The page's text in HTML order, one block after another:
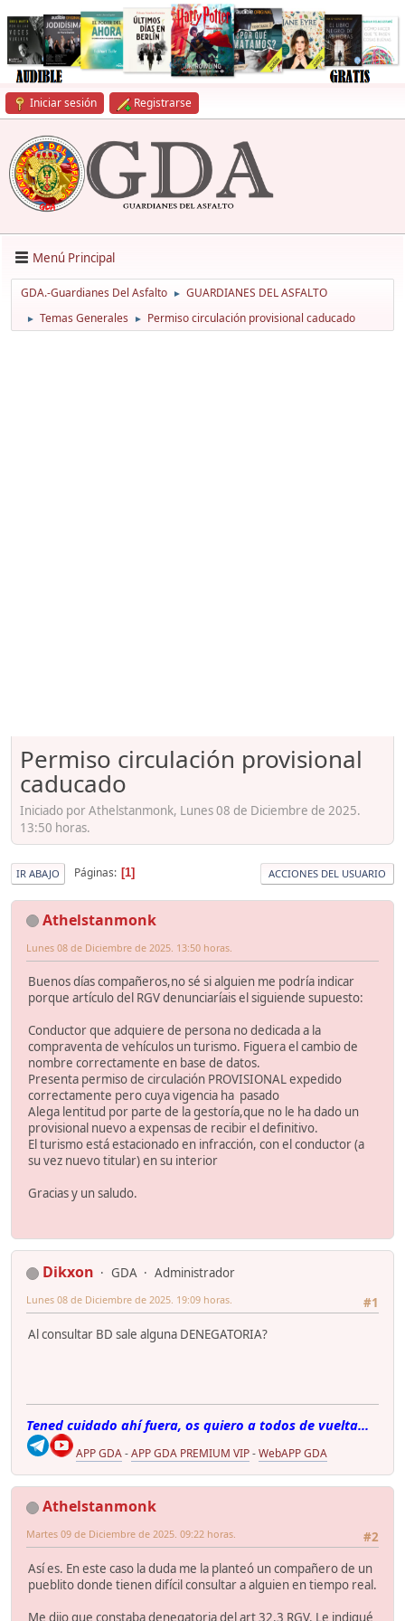
Iniciar sesión Registrarse
Menú Principal
GDA.-Guardianes Del Asfalto ► GUARDIANES DEL ASFALTO
► Temas Generales ► Permiso circulación provisional caducado
Permiso circulación provisional
caducado
Iniciado por Athelstanmonk, Lunes 08 de Diciembre de 2025.
13:50 horas.
IR ABAJO Páginas 1 ACCIONES DEL USUARIO
Athelstanmonk
Lunes 08 de Diciembre de 2025. 13:50 horas.
Buenos días compañeros,no sé si alguien me podría indicar
porque artículo del RGV denunciaríais el siguiende supuesto:
Conductor que adquiere de persona no dedicada a la
compraventa de vehículos un turismo. Figuera el cambio de
nombre correctamente en base de datos.
Presenta permiso de circulación PROVISIONAL expedido
correctamente pero cuya vigencia ha pasado
Alega lentitud por parte de la gestoría,que no le ha dado un
provisional nuevo a expensas de recibir el definitivo.
El turismo está estacionado en infracción, con el conductor (a
su vez nuevo titular) en su interior
Gracias y un saludo.
Dikxon GDA
Administrador
#1
Lunes 08 de Diciembre de 2025. 19:09 horas.
Al consultar BD sale alguna DENEGATORIA?
Tened cuidado ahí fuera, os quiero a todos de vuelta...
APP GDA-APP GDA PREMIUM VIP-WebAPP GDA
Athelstanmonk
#2
Martes 09 de Diciembre de 2025. 09:22 horas.
Así es. En este caso la duda me la planteó un compañero de un
pueblito donde tienen difícil consultar a alguien en tiempo real.
Me dijo que constaba denegatoria del art 32.3 RGV. Le indiqué